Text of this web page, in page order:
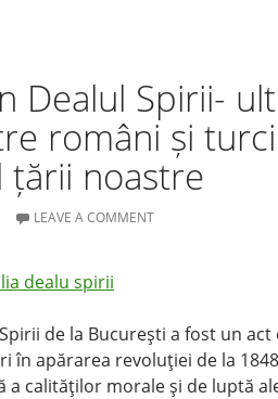
Dealul Spirii-
români și
țării noastre
LEAVE A COMMENT
de la Bucureşti a fost un act
în apărarea revoluţiei de la
a calităţilor morale şi de luptă